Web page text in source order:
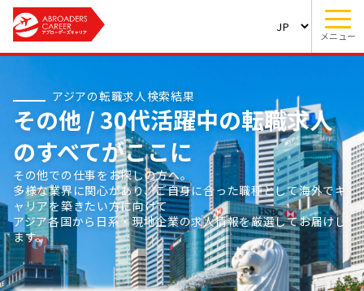
メニュー
アジアの転職求人検索結果
その他 / 30代活躍中の転職求人
のすべてがここに
その他での仕事をお探しの方へ。
多様な業界に関心があり、ご自身に合った職種として海外でキ
ャリアを築きたい方に向けて
アジア各国から日系・現地企業の求人情報を厳選してお届けし
ます。